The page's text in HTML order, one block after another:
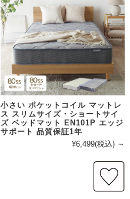
小さい ポケットコイル マットレ
ス スリムサイズ・ショートサイ
ズ ベッドマット EN101P エッジ
サポート 品質保証1年
¥6,499(税込) ～